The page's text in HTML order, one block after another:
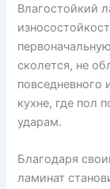
Влагостойкий
сколется, не
повседневного
кухне, где пол
ударам.
Благодаря
ламинат